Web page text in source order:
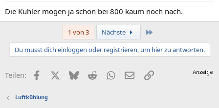
Die Kühler mögen ja schon bei 800 kaum noch nach.
1 von 3 Nächste
Du musst dich einloggen oder registrieren, um hier zu antworten.
Teilen: FacebookX (Twitter)
BlueskyRedditWhatsApp
E-MailLink
Luftkühlung